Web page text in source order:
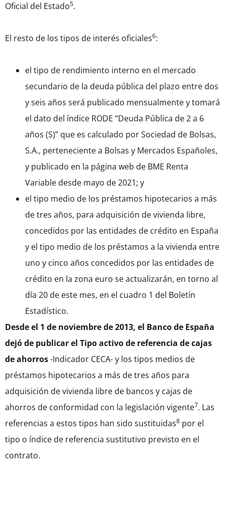
Oficial del Estado5.
El resto de los tipos de interés oficiales6:
el tipo de rendimiento interno en el mercado
secundario de la deuda pública del plazo entre dos
y seis años será publicado mensualmente y tomará
el dato del índice RODE “Deuda Pública de 2 a 6
años (S)” que es calculado por Sociedad de Bolsas,
S.A., perteneciente a Bolsas y Mercados Españoles,
y publicado en la página web de BME Renta
Variable desde mayo de 2021; y
el tipo medio de los préstamos hipotecarios a más
de tres años, para adquisición de vivienda libre,
concedidos por las entidades de crédito en España
y el tipo medio de los préstamos a la vivienda entre
uno y cinco años concedidos por las entidades de
crédito en la zona euro se actualizarán, en torno al
día 20 de este mes, en el cuadro 1 del Boletín
Estadístico.
Desde el 1 de noviembre de 2013, el Banco de España
dejó de publicar el Tipo activo de referencia de cajas
de ahorros-Indicador CECA- y los tipos medios de
préstamos hipotecarios a más de tres años para
adquisición de vivienda libre de bancos y cajas de
ahorros de conformidad con la legislación vigente7. Las
referencias a estos tipos han sido sustituidas8 por el
tipo o índice de referencia sustitutivo previsto en el
contrato.